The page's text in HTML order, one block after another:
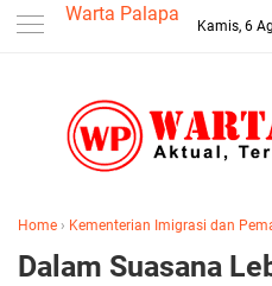
--> Warta Palapa
Kamis, 6
Home › Kementerian Imigrasi dan
Dalam Suasana